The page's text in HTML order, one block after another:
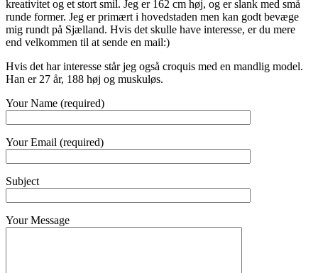
kreativitet og et stort smil. Jeg er 162 cm høj, og er slank med små
runde former. Jeg er primært i hovedstaden men kan godt bevæge
mig rundt på Sjælland. Hvis det skulle have interesse, er du mere
end velkommen til at sende en mail:)
Hvis det har interesse står jeg også croquis med en mandlig model.
Han er 27 år, 188 høj og muskuløs.
Your Name (required)
Your Email (required)
Subject
Your Message